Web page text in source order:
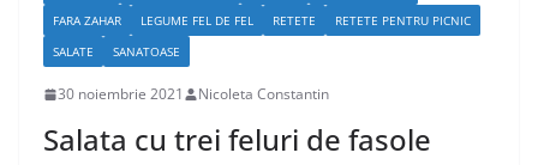
FARA ZAHAR
LEGUME FEL DE FEL RETETE
RETETE PENTRU PICNIC
SALATE
SANATOASE
30 noiembrie 2021 Nicoleta Constantin
Salata cu trei feluri de fasole